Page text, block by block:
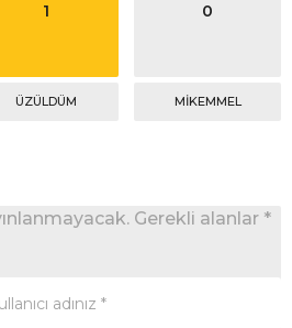
1
ÜZÜLDÜM
0
MIKEMMEL
Gerekli alanlar *